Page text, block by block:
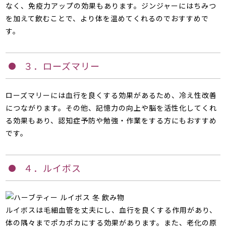
なく、免疫力アップの効果もあります。ジンジャーにはちみつ
を加えて飲むことで、より体を温めてくれるのでおすすめで
す。
３．ローズマリー
ローズマリーには血行を良くする効果があるため、冷え性改善
につながります。その他、記憶力の向上や脳を活性化してくれ
る効果もあり、認知症予防や勉強・作業をする方にもおすすめ
です。
４．ルイボス
ルイボスは毛細血管を丈夫にし、血行を良くする作用があり、
体の隅々までポカポカにする効果があります。また、老化の原